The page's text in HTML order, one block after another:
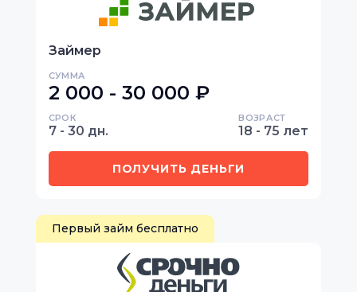
Займер
СУММА
2 000 - 30 000 ₽
СРОК
7 - 30 дн.
ВОЗРАСТ
18 - 75 лет
ПОЛУЧИТЬ ДЕНЬГИ
Первый займ бесплатно